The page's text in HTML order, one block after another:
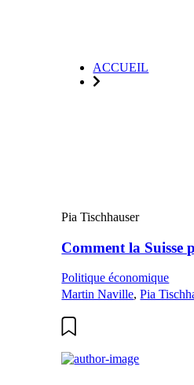
ACCUEIL
Pia Tischhauser
Comment la Suisse
Politique économique
Martin Naville,Pia